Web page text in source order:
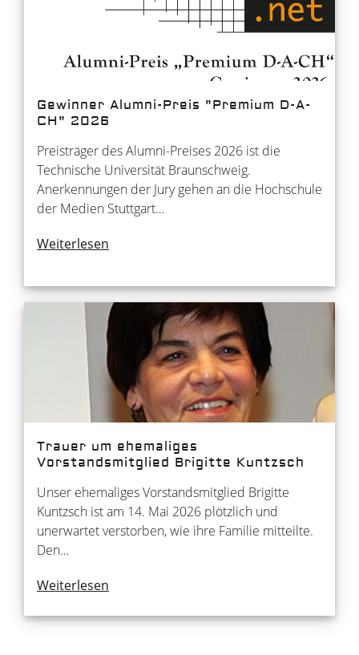
Gewinner Alumni-Preis "Premium D-A-
CH" 2026
Preisträger des Alumni-Preises 2026 ist die
Technische Universität Braunschweig.
Anerkennungen der Jury gehen an die Hochschule
der Medien Stuttgart…
Weiterlesen
Trauer um ehemaliges
Vorstandsmitglied Brigitte Kuntzsch
Unser ehemaliges Vorstandsmitglied Brigitte
Kuntzsch ist am 14. Mai 2026 plötzlich und
unerwartet verstorben, wie ihre Familie mitteilte.
Den…
Weiterlesen